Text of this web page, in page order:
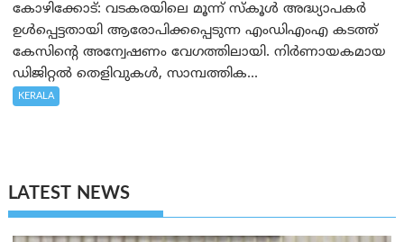
കോഴിക്കോട്: വടകരയിലെ മൂന്ന് സ്കൂൾ അദ്ധ്യാപകർ
ഉൾപ്പെട്ടതായി ആരോപിക്കപ്പെടുന്ന എംഡിഎംഎ കടത്ത്
കേസിന്റെ അന്വേഷണം വേഗത്തിലായി. നിർണായകമായ
ഡിജിറ്റൽ തെളിവുകൾ, സാമ്പത്തിക...
KERALA
LATEST NEWS